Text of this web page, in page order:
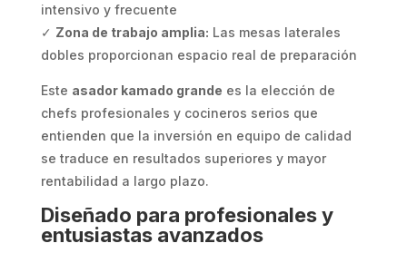
intensivo y frecuente
✓ Zona de trabajo amplia: Las mesas laterales
dobles proporcionan espacio real de preparación
Este asador kamado grande es la elección de
chefs profesionales y cocineros serios que
entienden que la inversión en equipo de calidad
se traduce en resultados superiores y mayor
rentabilidad a largo plazo.
Diseñado para profesionales y
entusiastas avanzados